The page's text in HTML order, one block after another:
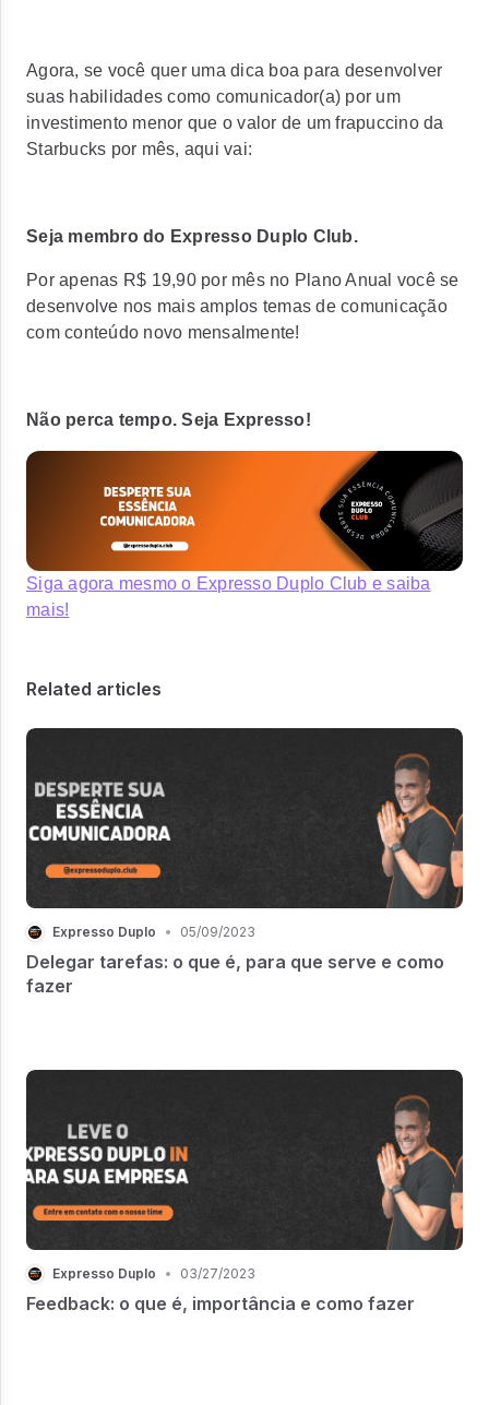
Agora, se você quer uma dica boa para desenvolver
suas habilidades como comunicador(a) por um
investimento menor que o valor de um frapuccino da
Starbucks por mês, aqui vai:
Seja membro do Expresso Duplo Club.
Por apenas R$ 19,90 por mês no Plano Anual você se
desenvolve nos mais amplos temas de comunicação
com conteúdo novo mensalmente!
Não perca tempo. Seja Expresso!
Siga agora mesmo o Expresso Duplo Club e saiba
mais!
Related articles
Expresso Duplo • 05/09/2023
Delegar tarefas: o que é, para que serve e como
fazer
Expresso Duplo • 03/27/2023
Feedback: o que é, importância e como fazer